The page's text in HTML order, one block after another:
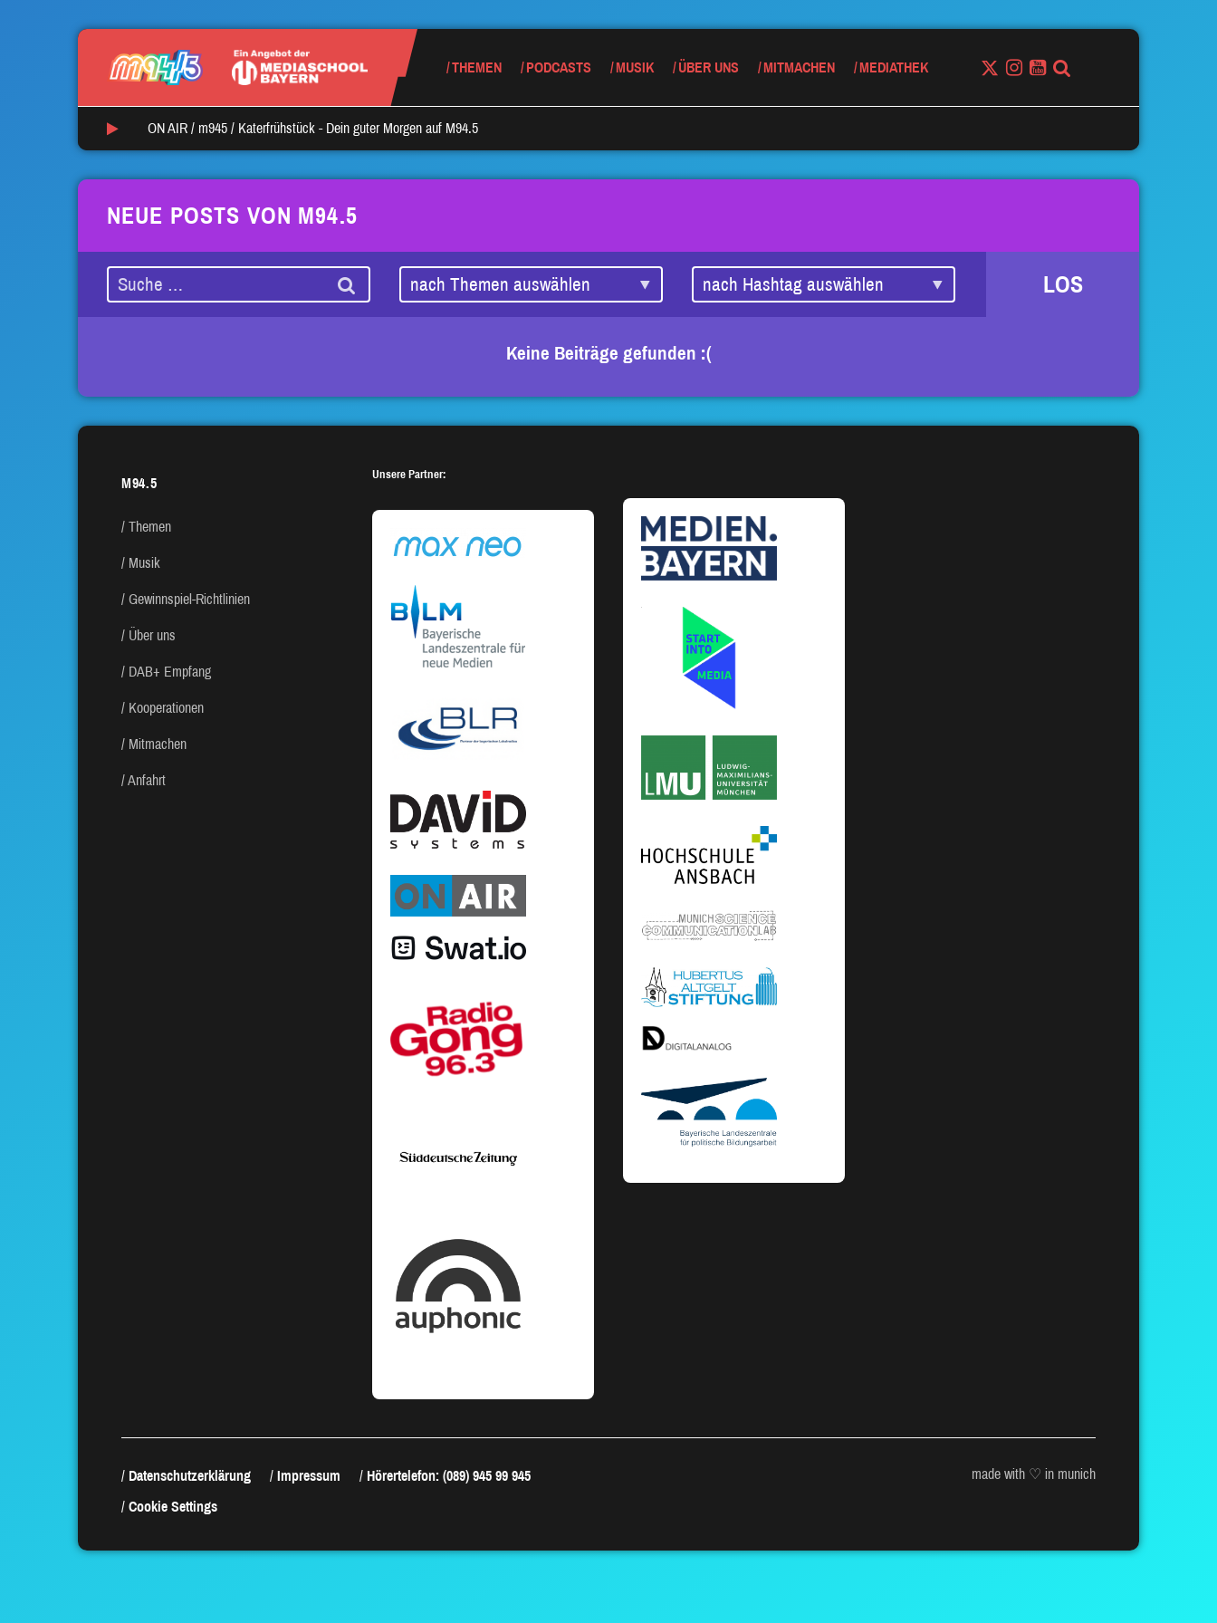
THEMEN PODCASTS MUSIK ÜBER UNS MITMACHEN MEDIATHEK
ON AIR / m945 / Katerfrühstück - Dein guter Morgen auf M94.5
NEUE POSTS VON M94.5
LOS
Keine Beiträge gefunden :(
M94.5
Themen
Musik
Gewinnspiel-Richtlinien
Über uns
DAB+ Empfang
Kooperationen
Mitmachen
Anfahrt
Unsere Partner:
Datenschutzerklärung Impressum
Hörertelefon: (089) 945 99 945
Cookie Settings
made with ♡ in munich